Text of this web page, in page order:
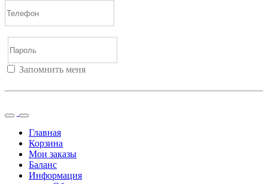
Запомнить меня
Главная
Корзина
Мои заказы
Баланс
Информация